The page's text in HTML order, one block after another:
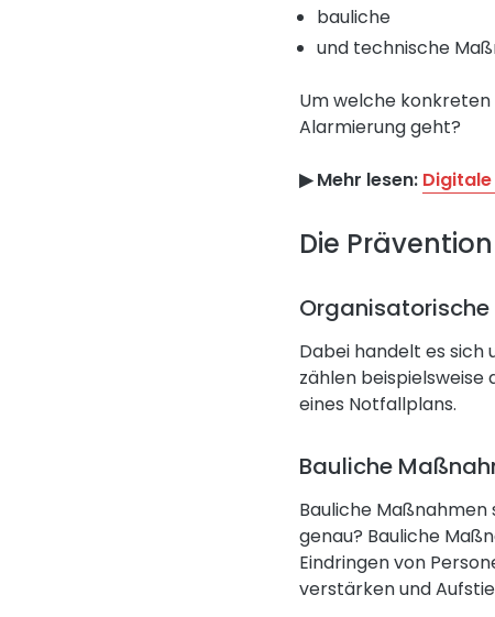
bauliche
und technische
Um welche
Alarmierung geht?
▶︎ Mehr lesen:
Die Prävention
Dabei handelt es sich
zählen beispielsweise
eines Notfallplans.
Bauliche
Bauliche Maßnahmen
genau? Bauliche
Eindringen von
verstärken und